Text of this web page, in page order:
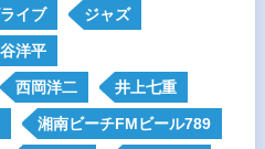
イブ ジャズ
洋平
西岡洋二 井上七重
湘南ビーチFMビール789